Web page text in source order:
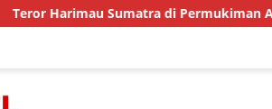
Sumatra di Permukiman Aceh Timur,